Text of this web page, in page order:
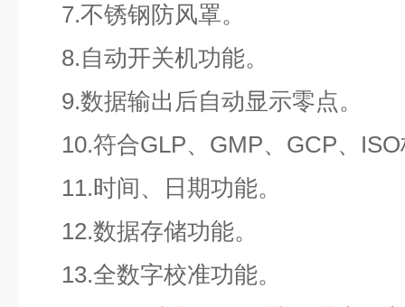
7.不锈钢防风罩。
8.自动开关机功能。
9.数据输出后自动显示零点。
10.符合GLP、GMP、GCP、
11.时间、日期功能。
12.数据存储功能。
13.全数字校准功能。